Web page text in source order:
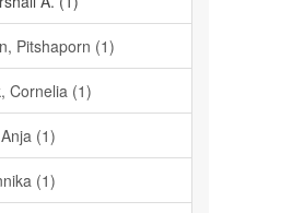
Pitshaporn (1)
Cornelia (1)
(1)
(1)